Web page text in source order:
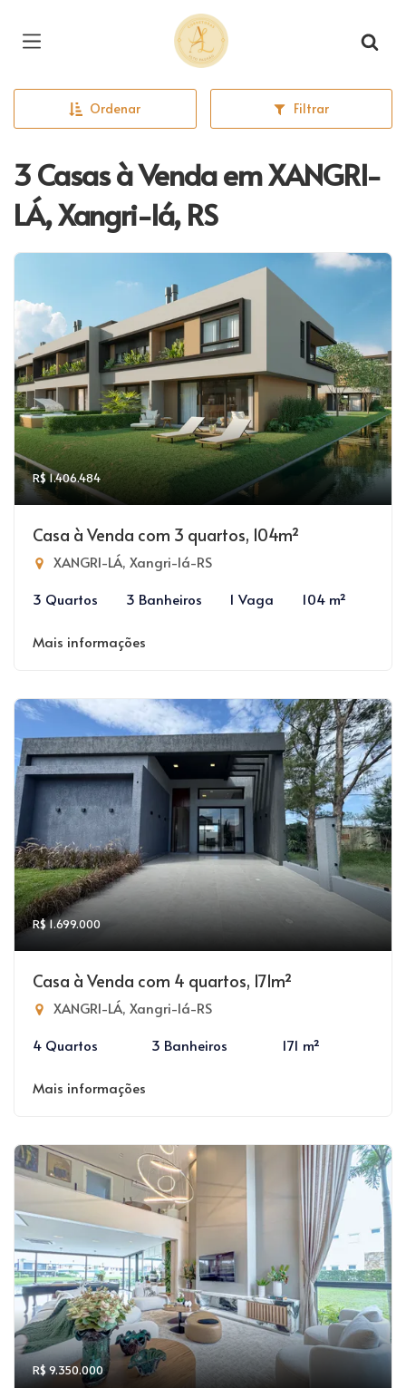
Página inicial
Ordenar Filtrar
3 Casas à Venda em XANGRI-
LÁ, Xangri-lá, RS
R$ 1.406.484
Casa à Venda com 3 quartos, 104m²
XANGRI-LÁ, Xangri-lá-RS
3 Quartos
3 Banheiros 1 Vaga 104 m²
Mais informações
R$ 1.699.000
Casa à Venda com 4 quartos, 171m²
XANGRI-LÁ, Xangri-lá-RS
4 Quartos
3 Banheiros 171 m²
Mais informações
R$ 9.350.000